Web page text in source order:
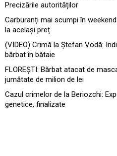
Precizările autorităților
Carburanți mai scumpi în
la același preț
(VIDEO) Crimă la Ștefan Vodă:
bărbat în bătaie
FLOREȘTI: Bărbat atacat de
jumătate de milion de lei
Cazul crimelor de la Beriozchi:
genetice, finalizate